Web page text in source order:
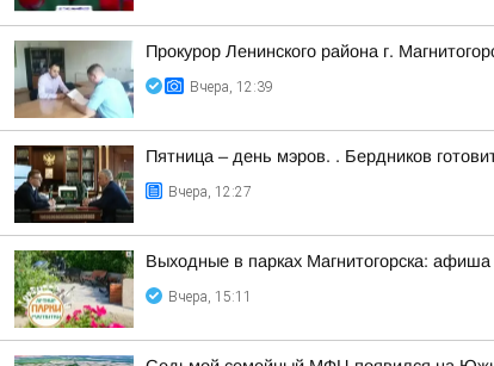
Прокурор Ленинского района г.
Вчера, 12:39
Пятница – день мэров. . Бердников
Вчера, 12:27
Выходные в парках Магнитогорска: афиша
Вчера, 15:11